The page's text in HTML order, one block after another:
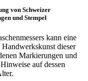
von Schweizer
und Stempel
kann eine
dieser
Markierungen und
auf dessen